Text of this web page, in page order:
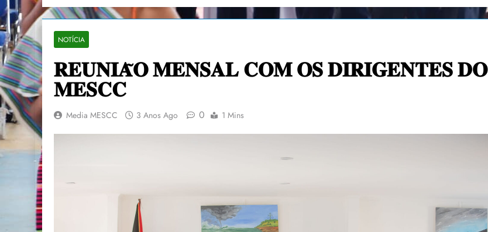
NOTÍCIA
𝐑𝐄𝐔𝐍𝐈𝐀̃𝐎 𝐌𝐄𝐍𝐒𝐀𝐋 𝐂𝐎𝐌 𝐎𝐒 𝐃𝐈𝐑𝐈𝐆𝐄𝐍𝐓𝐄𝐒 𝐃𝐎
𝐌𝐄𝐒𝐂𝐂
Media MESCC 3 Anos Ago 0 1 Mins